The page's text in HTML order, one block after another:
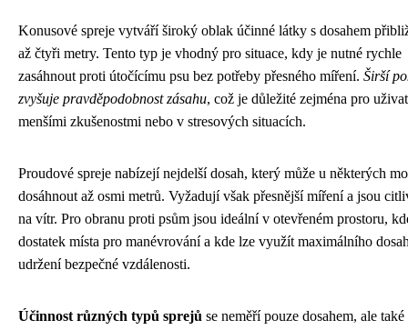
Konusové spreje vytváří široký oblak účinné látky s dosahem
až čtyři metry. Tento typ je vhodný pro situace, kdy je nutné rychle
zasáhnout proti útočícímu psu bez potřeby přesného míření. Širší
zvyšuje pravděpodobnost zásahu, což je důležité zejména pro
menšími zkušenostmi nebo v stresových situacích.
Proudové spreje nabízejí nejdelší dosah, který může u některých
dosáhnout až osmi metrů. Vyžadují však přesnější míření a jsou
na vítr. Pro obranu proti psům jsou ideální v otevřeném prostoru,
dostatek místa pro manévrování a kde lze využít maximálního
udržení bezpečné vzdálenosti.
Účinnost různých typů sprejů se neměří pouze dosahem, ale také